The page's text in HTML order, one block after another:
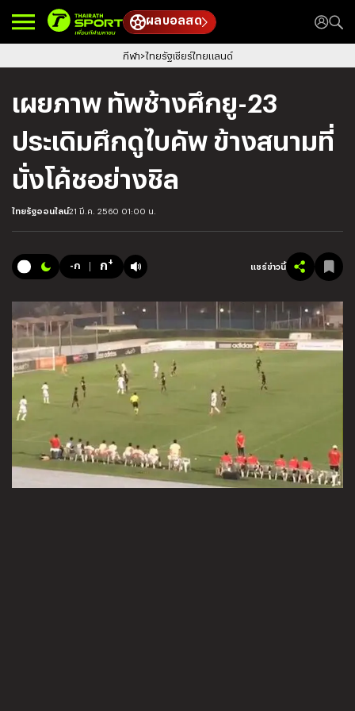
ผลบอลสด
กีฬา ไทยรัฐเชียร์ไทยแลนด์
เผยภาพ ทัพช้างศึกยู-23
ประเดิมศึกดูไบคัพ ข้างสนามที่
นั่งโค้ชอย่างชิล
ไทยรัฐออนไลน์21 มี.ค. 2560 01:00 น.
-ก ก+ แชร์ข่าวนี้